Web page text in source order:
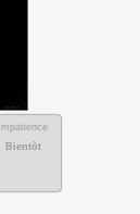
Impatience
Bientôt